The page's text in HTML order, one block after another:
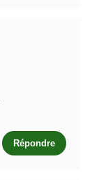
Répondre